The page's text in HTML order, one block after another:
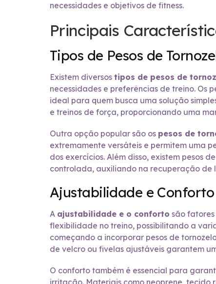
necessidades e objetivos de fitness.
Principais
Tipos de Pesos de
Existem diversos tipos de pesos de
necessidades e preferências de treino. Os
ideal para quem busca uma solução
e treinos de força, proporcionando uma
Outra opção popular são os pesos de
extremamente versáteis e permitem uma
dos exercícios. Além disso, existem pesos
controlada, auxiliando na recuperação de
Ajustabilidade e Conforto
A ajustabilidade e o conforto são fatores
flexibilidade no treino, possibilitando a
começando a incorporar pesos de
de velcro ou fivelas ajustáveis garantem
O conforto também é essencial para